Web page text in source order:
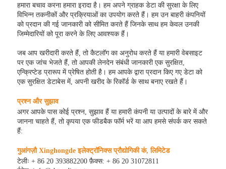
हमारा बचाव करना हमारा इरादा है। हम अपने ग्राहक डेटा की सुरक्षा के लिए
विभिन्न तकनीकों और प्रक्रियाओं का उपयोग करते हैं। हम उन बाहरी कंपनियों
को प्रदान की गई जानकारी को सीमित करते हैं जिनके साथ हम केवल उनकी
जिम्मेदारियों को पूरा करने के लिए आवश्यक हैं।
जब आप खरीदारी करते हैं, तो कैटलॉग का अनुरोध करते हैं या हमारी वेबसाइट
पर एक जांच भेजते हैं, तो आपकी लेनदेन संबंधी जानकारी एक सुरक्षित,
एन्क्रिप्टेड प्रारूप में प्रेषित होती है। हम आपके द्वारा प्रदान किए गए डेटा को
एक सुरक्षित डेटाबेस में, अपनी खरीद के रिकॉर्ड के साथ बनाए रखते हैं।
प्रश्न और सुझाव
अगर आपके पास कोई प्रश्न, सुझाव हैं या हमारी कंपनी या उत्पादों के बारे में और
जानना चाहते हैं, तो कृपया एक फीडबैक फॉर्म भरें या आप हमसे संपर्क कर सकते
हैं:
गुआंगज़ौ Xinghongde इलेक्ट्रॉनिक्स प्रौद्योगिकी कं, लिमिटेड
टेलीः + 86 20 393882200 फ़ैक्स: + 86 20 31072811